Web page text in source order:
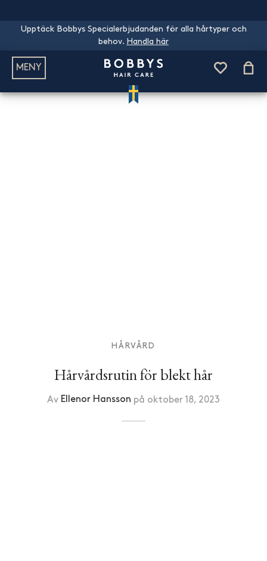
Upptäck Bobbys Specialerbjudanden för alla hårtyper och
behov. Handla här
MENY
HÅRVÅRD
Hårvårdsrutin för blekt hår
Av Ellenor Hansson på oktober 18, 2023